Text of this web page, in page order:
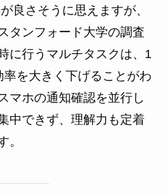
良さそうに思えますが、
タンフォード大学の調査
に行うマルチタスクは、1
を大きく下げることがわ
マホの通知確認を並行し
中できず、理解力も定着
。